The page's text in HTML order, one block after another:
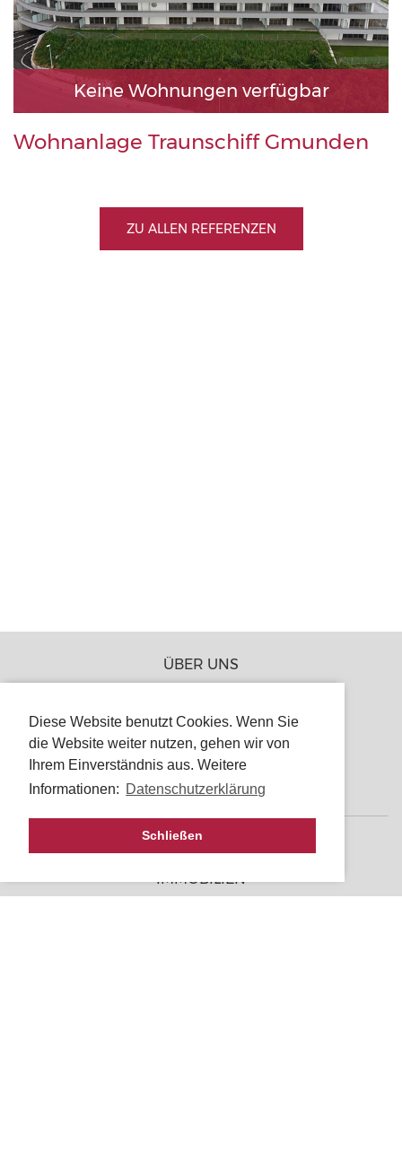
Diese Website benutzt Cookies. Wenn Sie
die Website weiter nutzen, gehen wir von
Ihrem Einverständnis aus. Weitere
Informationen: Datenschutzerklärung
Schließen
Keine Wohnungen verfügbar
Wohnanlage Traunschiff Gmunden
ZU ALLEN REFERENZEN
ÜBER UNS
PRESSE
PARTNER
KONTAKT
PROJEKTE
IMMOBILIEN